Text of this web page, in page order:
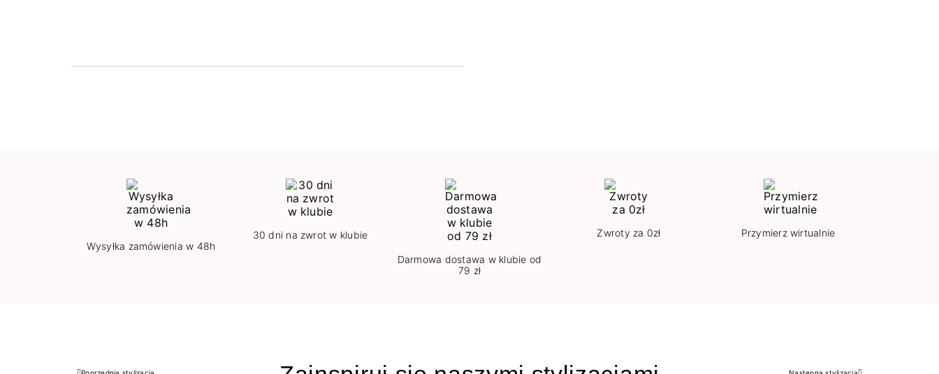
Wysyłka zamówienia w 48h
30 dni na zwrot w klubie
Darmowa dostawa w klubie od
79 zł
Zwroty za 0zł Przymierz wirtualnie
Poprzednia stylizacja Następna stylizacja